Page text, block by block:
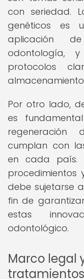
con seriedad.
genéticos es
aplicación
odontología,
protocolos
Por otro lado,
es
regeneración
cumplan con
en cada país.
procedimientos
debe sujetarse
fin de
estas
odontológico.
Marco legal